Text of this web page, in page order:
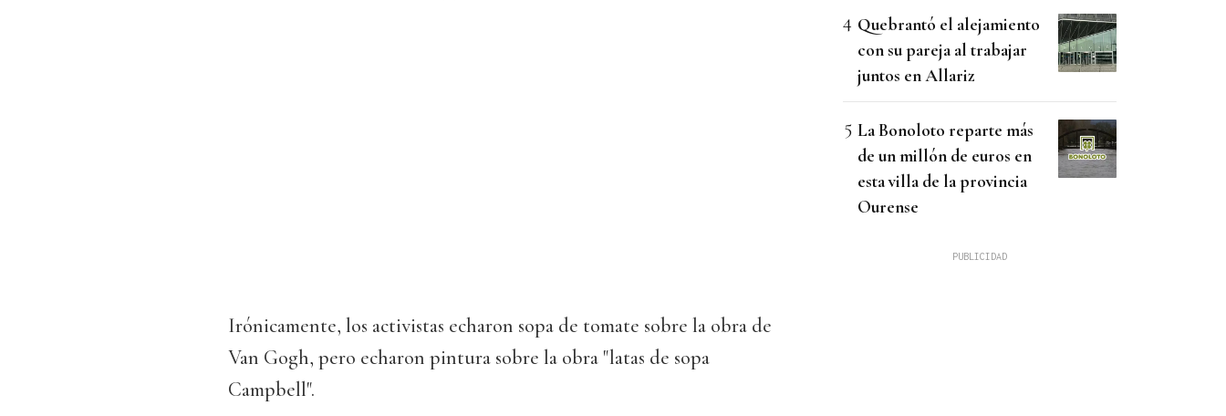
Irónicamente, los activistas echaron sopa de tomate sobre la obra de
Van Gogh, pero echaron pintura sobre la obra "latas de sopa
Campbell".
Quebrantó el alejamiento
con su pareja al trabajar
juntos en Allariz
La Bonoloto reparte más
de un millón de euros en
esta villa de la provincia
Ourense